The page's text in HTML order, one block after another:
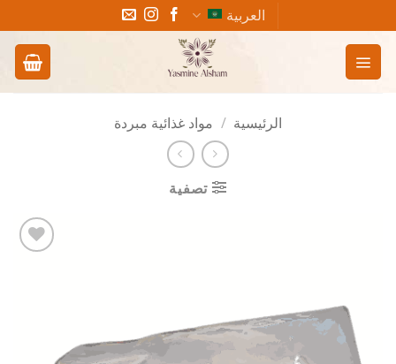
للمحتوى
العربية
الرئيسية / مواد غذائية مبردة
تصفية